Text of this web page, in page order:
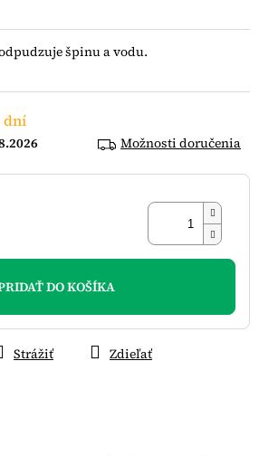
dní
Možnosti doručenia
DO KOŠÍKA
špinu a vodu.
Strážiť Zdieľať